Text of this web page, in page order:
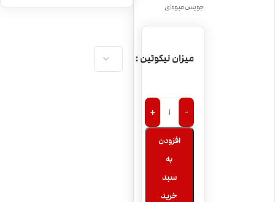
جویس میوه‌ای
میزان نیکوتین
-
+
افزودن
به
سبد
خرید